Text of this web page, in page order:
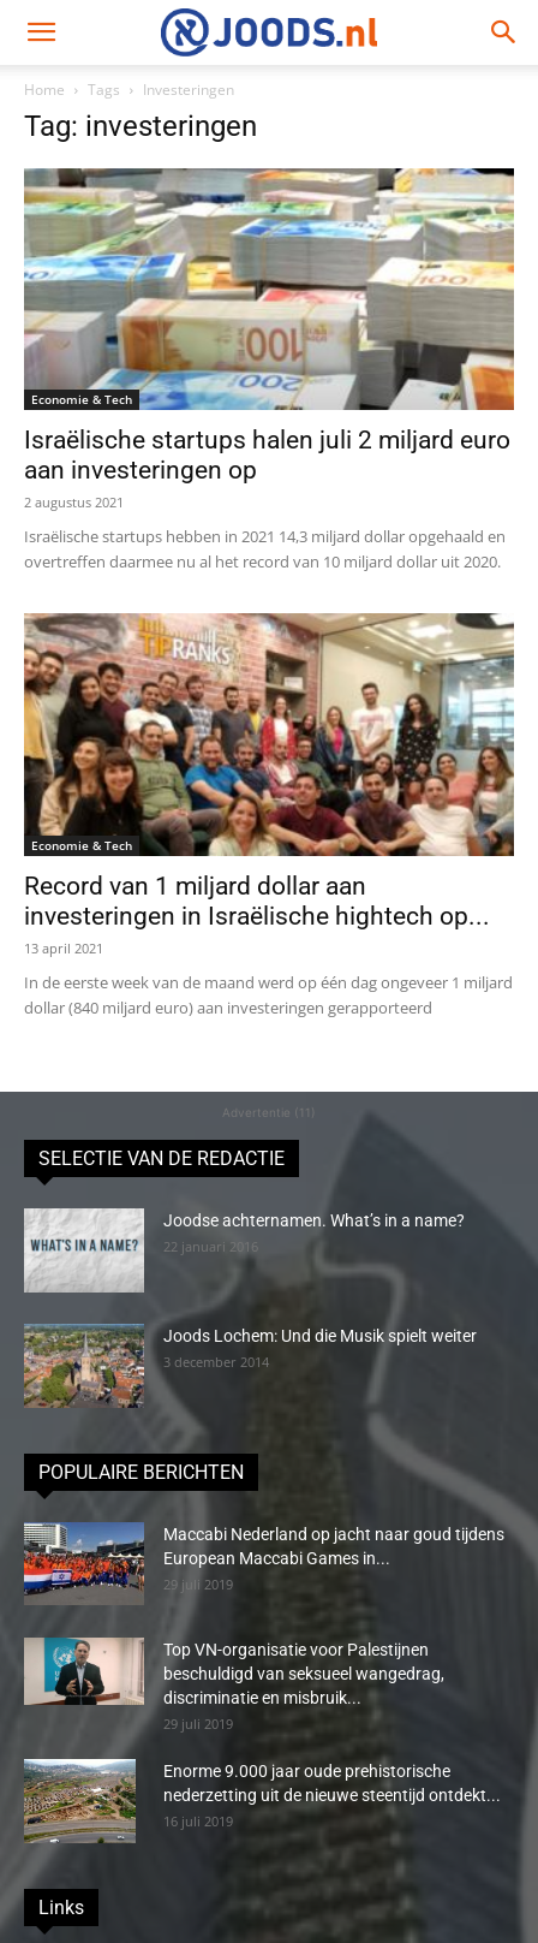
Home Tags Investeringen
Tag: investeringen
Economie & Tech
Israëlische startups halen juli 2 miljard euro
aan investeringen op
2 augustus 2021
Israëlische startups hebben in 2021 14,3 miljard dollar opgehaald en
overtreffen daarmee nu al het record van 10 miljard dollar uit 2020.
Economie & Tech
Record van 1 miljard dollar aan
investeringen in Israëlische hightech op...
13 april 2021
In de eerste week van de maand werd op één dag ongeveer 1 miljard
dollar (840 miljard euro) aan investeringen gerapporteerd
Advertentie (11)
SELECTIE VAN DE REDACTIE
Joodse achternamen. What’s in a name?
22 januari 2016
Joods Lochem: Und die Musik spielt weiter
3 december 2014
POPULAIRE BERICHTEN
Maccabi Nederland op jacht naar goud tijdens
European Maccabi Games in...
29 juli 2019
Top VN-organisatie voor Palestijnen
beschuldigd van seksueel wangedrag,
discriminatie en misbruik...
29 juli 2019
Enorme 9.000 jaar oude prehistorische
nederzetting uit de nieuwe steentijd ontdekt...
16 juli 2019
Links